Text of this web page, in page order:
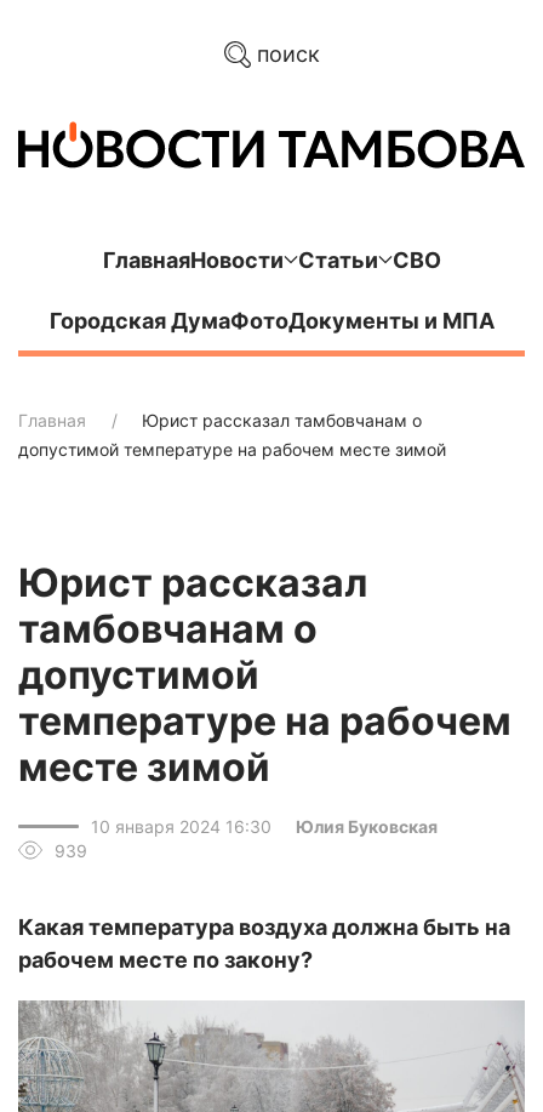
поиск
ГлавнаяНовости Статьи СВО
Городская ДумаФотоДокументы и МПА
Главная
Юрист рассказал тамбовчанам о
допустимой температуре на рабочем месте зимой
Юрист рассказал
тамбовчанам о
допустимой
температуре на рабочем
месте зимой
10 января 2024 16:30
Юлия Буковская
939
Какая температура воздуха должна быть на
рабочем месте по закону?